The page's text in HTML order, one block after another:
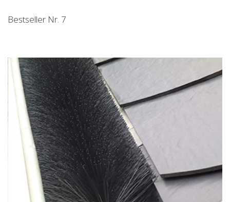
Bestseller Nr. 7